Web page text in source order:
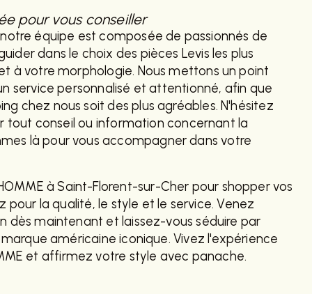
pour vous conseiller
notre équipe est composée de passionnés de
dans le choix des pièces Levis les plus
à votre morphologie. Nous mettons un point
service personnalisé et attentionné, afin que
chez nous soit des plus agréables. N'hésitez
tout conseil ou information concernant la
là pour vous accompagner dans votre
à Saint-Florent-sur-Cher pour shopper vos
pour la qualité, le style et le service. Venez
dès maintenant et laissez-vous séduire par
américaine iconique. Vivez l'expérience
et affirmez votre style avec panache.